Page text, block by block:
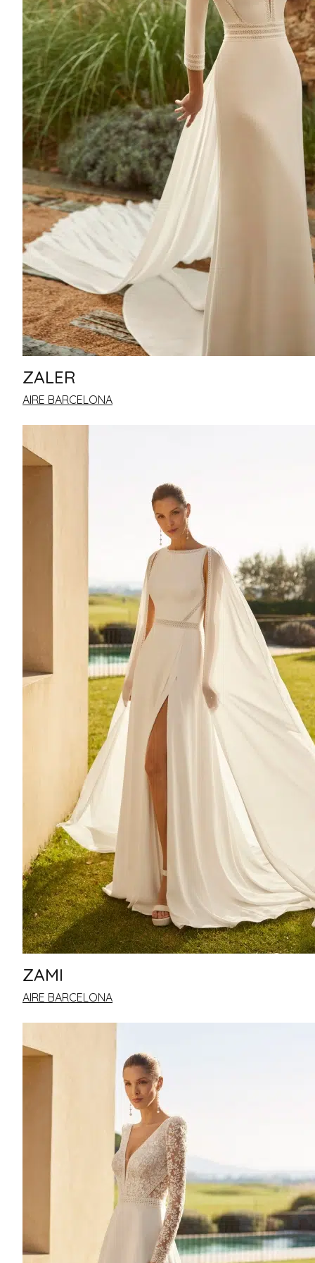
Round Neckline
Square Neckline
Strapless
Sweetheart Neckline
V-Neck
Recherche de produits
ZALER
AIRE BARCELONA
ZAMI
AIRE BARCELONA